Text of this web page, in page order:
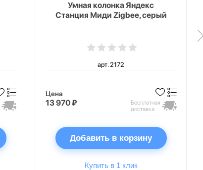
Умная колонка Яндекс
Станция Миди Zigbee, серый
арт. 2172
Цена
13 970 ₽
Бесплатная
доставка
Добавить в корзину
Купить в 1 клик